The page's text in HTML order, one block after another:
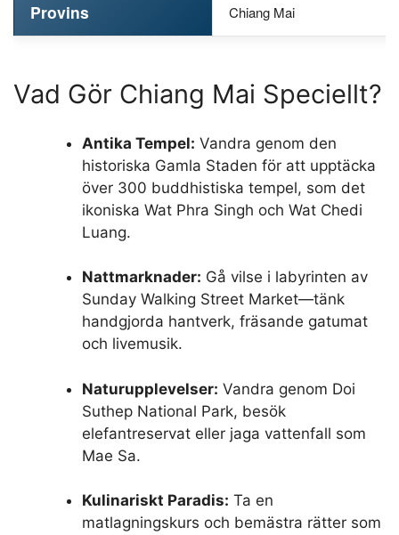
Provins Chiang Mai
Vad Gör Chiang Mai Speciellt?
Antika Tempel: Vandra genom den
historiska Gamla Staden för att upptäcka
över 300 buddhistiska tempel, som det
ikoniska Wat Phra Singh och Wat Chedi
Luang.
Nattmarknader: Gå vilse i labyrinten av
Sunday Walking Street Market—tänk
handgjorda hantverk, fräsande gatumat
och livemusik.
Naturupplevelser: Vandra genom Doi
Suthep National Park, besök
elefantreservat eller jaga vattenfall som
Mae Sa.
Kulinariskt Paradis: Ta en
matlagningskurs och bemästra rätter som